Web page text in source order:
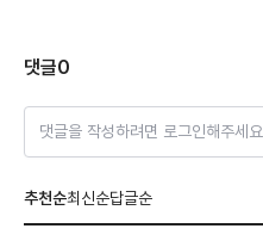
댓글0
댓글을 작성하려면 로그인해주세요
추천순최신순답글순